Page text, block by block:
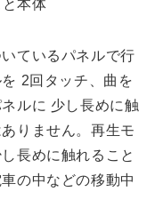
ているパネルで行
2回タッチ、曲を
ルに 少し長めに触
りません。再生モ
長めに触れること
の中などの移動中